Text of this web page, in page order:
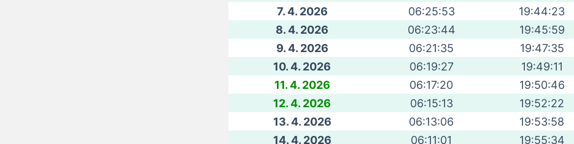
7. 4. 2026
06:25:53
19:44:23
8. 4. 2026
06:23:44
19:45:59
9. 4. 2026
06:21:35
19:47:35
10. 4. 2026
06:19:27
19:49:11
11. 4. 2026
06:17:20
19:50:46
12. 4. 2026
06:15:13
19:52:22
13. 4. 2026
06:13:06
19:53:58
14. 4. 2026
06:11:01 19:55:34